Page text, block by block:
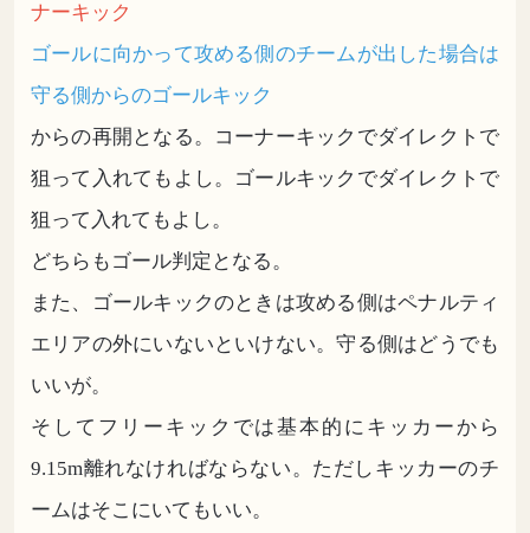
ナーキック
ゴールに向かって攻める側のチームが出した場合は
守る側からのゴールキック
からの再開となる。コーナーキックでダイレクトで
狙って入れてもよし。ゴールキックでダイレクトで
狙って入れてもよし。
どちらもゴール判定となる。
また、ゴールキックのときは攻める側はペナルティ
エリアの外にいないといけない。守る側はどうでも
いいが。
そしてフリーキックでは基本的にキッカーから
9.15m離れなければならない。ただしキッカーのチ
ームはそこにいてもいい。